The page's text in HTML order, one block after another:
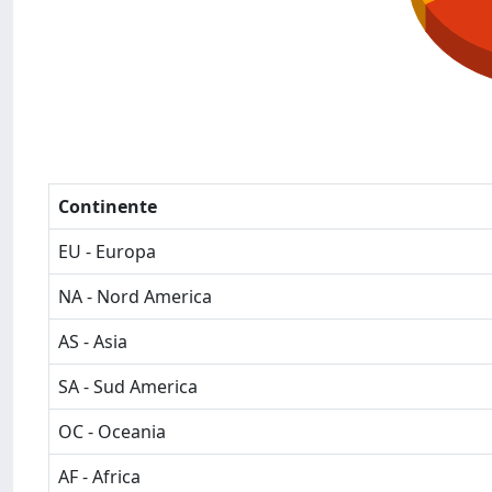
Continente
EU - Europa
NA - Nord America
AS - Asia
SA - Sud America
OC - Oceania
AF - Africa